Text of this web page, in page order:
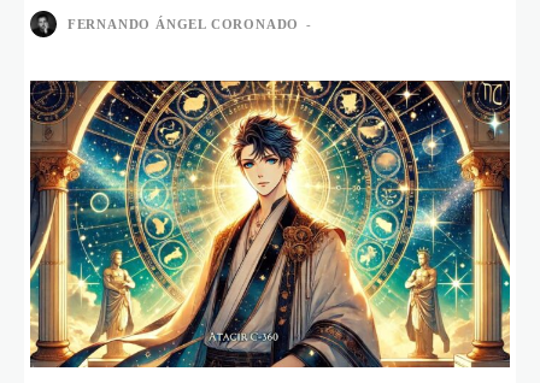
FERNANDO ÁNGEL CORONADO -